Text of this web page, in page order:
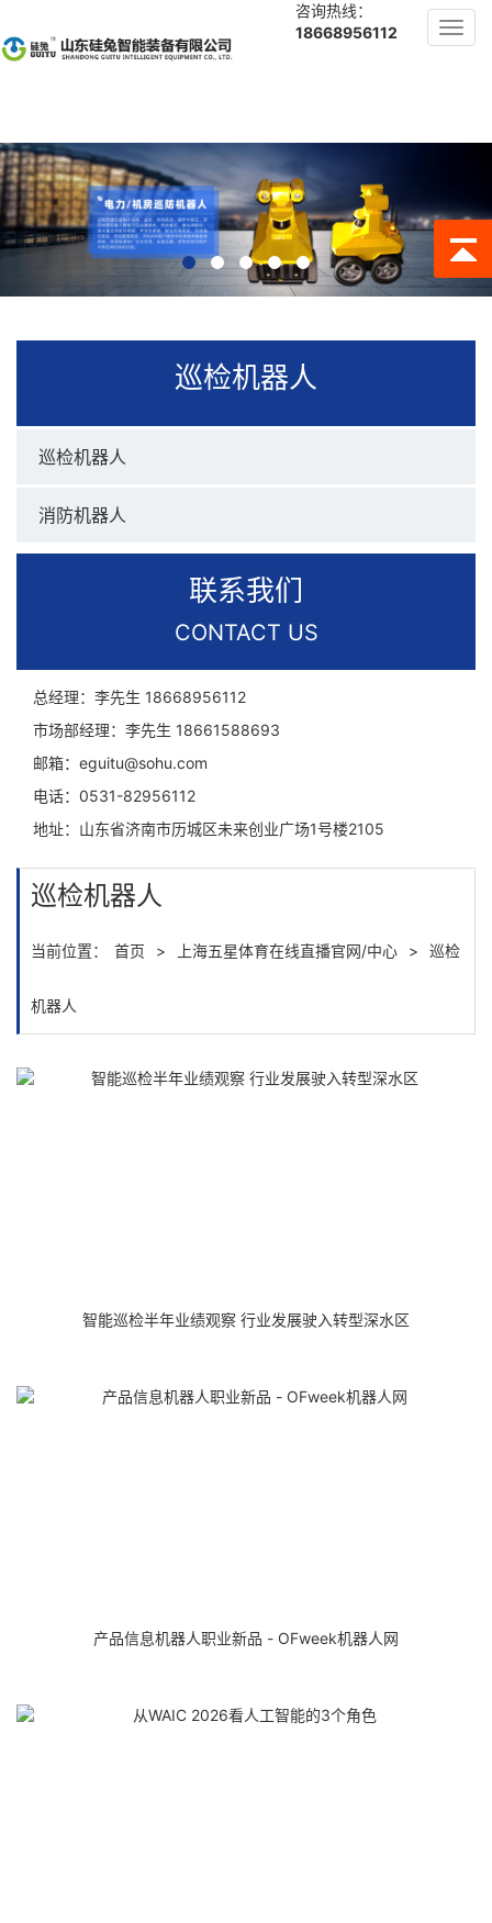
咨询热线：
18668956112
巡检机器人
巡检机器人
消防机器人
联系我们
CONTACT US
总经理：李先生 18668956112
市场部经理：李先生 18661588693
邮箱： eguitu@sohu.com
电话： 0531-82956112
地址： 山东省济南市历城区未来创业广场1号楼2105
巡检机器人
当前位置： 首页 > 上海五星体育在线直播官网/中心 > 巡检
机器人
智能巡检半年业绩观察 行业发展驶入转型深水区
产品信息机器人职业新品 - OFweek机器人网